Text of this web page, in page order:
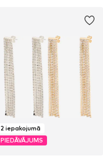
2 iepakojumā
PIEDĀVĀJUMS